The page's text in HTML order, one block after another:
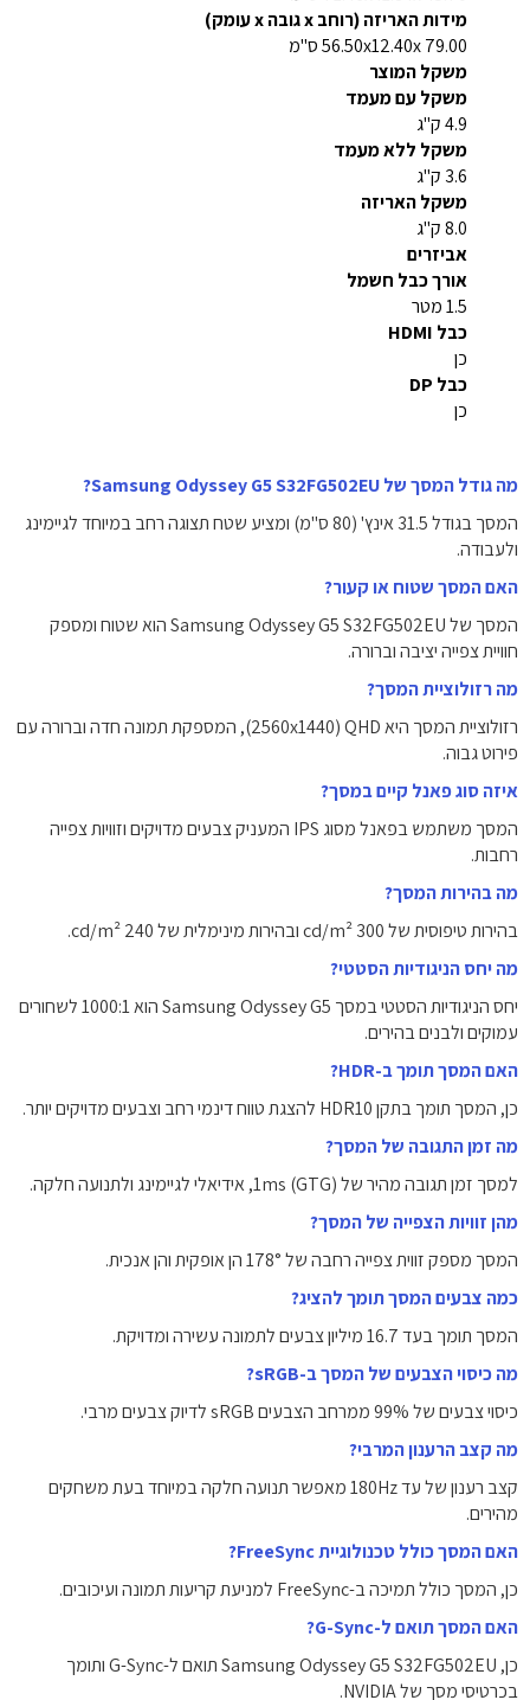
מידות האריזה (רוחב x גובה x עומק)
56.50x12.40x 79.00 ס"מ
משקל המוצר
משקל עם מעמד
4.9 ק"ג
משקל ללא מעמד
3.6 ק"ג
משקל האריזה
8.0 ק"ג
אביזרים
אורך כבל חשמל
1.5 מטר
כבל HDMI
כן
כבל DP
כן
מה גודל המסך של Samsung Odyssey G5 S32FG502EU?
המסך בגודל 31.5 אינץ' (80 ס"מ) ומציע שטח תצוגה רחב במיוחד לגיימינג
ולעבודה.
האם המסך שטוח או קעור?
המסך של Samsung Odyssey G5 S32FG502EU הוא שטוח ומספק
חוויית צפייה יציבה וברורה.
מה רזולוציית המסך?
רזולוציית המסך היא QHD ‏(2560x1440), המספקת תמונה חדה וברורה עם
פירוט גבוה.
איזה סוג פאנל קיים במסך?
המסך משתמש בפאנל מסוג IPS המעניק צבעים מדויקים וזוויות צפייה
רחבות.
מה בהירות המסך?
בהירות טיפוסית של 300 cd/m² ובהירות מינימלית של 240 cd/m².
מה יחס הניגודיות הסטטי?
יחס הניגודיות הסטטי במסך Samsung Odyssey G5 הוא 1000:1 לשחורים
עמוקים ולבנים בהירים.
האם המסך תומך ב-HDR?
כן, המסך תומך בתקן HDR10 להצגת טווח דינמי רחב וצבעים מדויקים יותר.
מה זמן התגובה של המסך?
למסך זמן תגובה מהיר של 1ms (GTG), אידיאלי לגיימינג ולתנועה חלקה.
מהן זוויות הצפייה של המסך?
המסך מספק זווית צפייה רחבה של ‎178°‎ הן אופקית והן אנכית.
כמה צבעים המסך תומך להציג?
המסך תומך בעד 16.7 מיליון צבעים לתמונה עשירה ומדויקת.
מה כיסוי הצבעים של המסך ב-sRGB?
כיסוי צבעים של ‎99%‎ ממרחב הצבעים sRGB לדיוק צבעים מרבי.
מה קצב הרענון המרבי?
קצב רענון של עד ‎180Hz‎ מאפשר תנועה חלקה במיוחד בעת משחקים
מהירים.
האם המסך כולל טכנולוגיית FreeSync?
כן, המסך כולל תמיכה ב-FreeSync למניעת קריעות תמונה ועיכובים.
האם המסך תואם ל-G-Sync?
כן, Samsung Odyssey G5 S32FG502EU תואם ל-G-Sync ותומך
בכרטיסי מסך של NVIDIA.